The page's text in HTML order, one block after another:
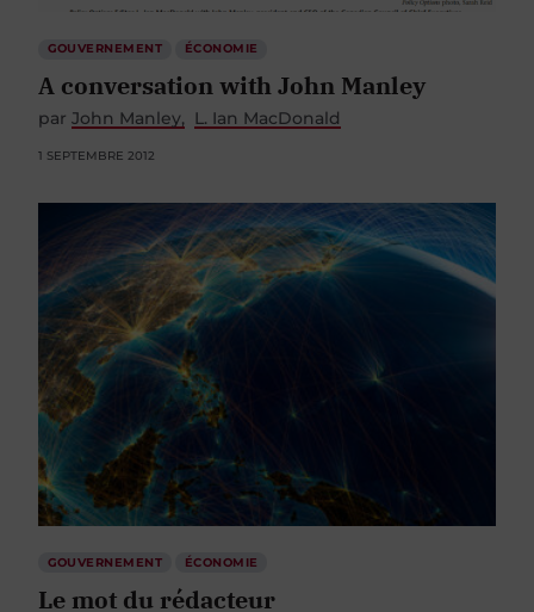
GOUVERNEMENT ÉCONOMIE
A conversation with John Manley
par John Manley L. Ian MacDonald
1 SEPTEMBRE 2012
GOUVERNEMENT ÉCONOMIE
Le mot du rédacteur